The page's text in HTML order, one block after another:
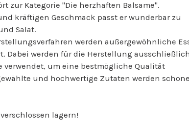
zur Kategorie "Die herzhaften Balsame".
kräftigen Geschmack passt er wunderbar zu
Salat.
werden außergewöhnliche
Dabei werden für die Herstellung ausschließlich
verwendet, um eine bestmögliche Qualität
und hochwertige Zutaten werden
lagern!